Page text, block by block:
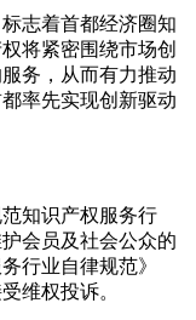
志着首都经济圈知
将紧密围绕市场创
务，从而有力推动
率先实现创新驱动
知识产权服务行
会员及社会公众的
行业自律规范》
维权投诉。